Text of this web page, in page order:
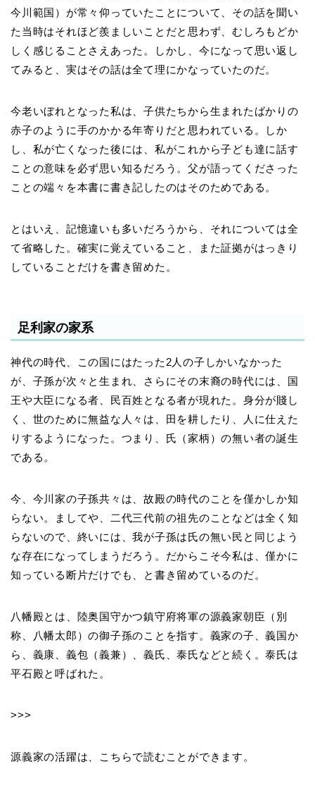
今川範国）が常々仰っていたことについて、その話を聞い
た当時はそれほど羨ましいことだと思わず、むしろもどか
しく感じることさえあった。しかし、今になって思い返し
てみると、実はその話は全て理にかなっていたのだ。
今老いぼれとなった私は、子供たちから生まれたばかりの
赤子のように手のかかる年寄りだと思われている。しか
し、私が亡くなった後には、私がこれから子ども達に話す
ことの意味を必ず思い知るだろう。父が語ってくださった
ことの端々を本書に書き記したのはそのためである。
とはいえ、記憶違いも多いだろうから、それについては全
て省略した。確実に覚えていること、また証拠がはっきり
していることだけを書き留めた。
足利家の家系
神代の時代、この国にはたった2人の子しかいなかった
が、子孫が次々と生まれ、さらにその末裔の時代には、国
王や大臣になる者、民百姓となる者が現れた。身分が賤し
く、世のために無益な人々は、田を耕したり、人に仕えた
りするようになった。つまり、氏（家柄）の無い者の誕生
である。
今、今川家の子孫共々は、故殿の時代のことを僅かしか知
らない。ましてや、二代三代前の祖先のことなどは全く知
らないので、終いには、我が子孫は氏の無い民と同じよう
な存在になってしまうだろう。だからこそ今私は、僅かに
知っている断片だけでも、と書き留めているのだ。
八幡殿とは、陸奥国守かつ鎮守府将軍の源義家朝臣（別
称、八幡太郎）の御子孫のことを指す。義家の子、義国か
ら、義康、義包（義兼）、義氏、泰氏などと続く。泰氏は
平石殿と呼ばれた。
>>>
源義家の活躍は、こちらで読むことができます。